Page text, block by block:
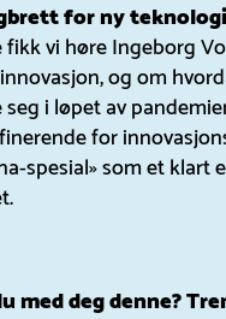
for ny
fikk vi høre Ingeborg
og om
i løpet av
for
spesial» som et klart
med deg denne?